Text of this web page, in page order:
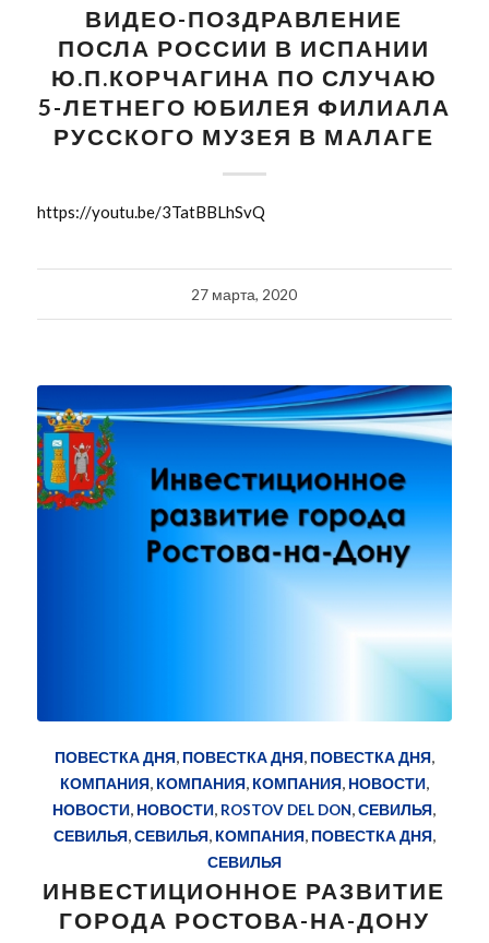
ВИДЕО-ПОЗДРАВЛЕНИЕ
ПОСЛА РОССИИ В ИСПАНИИ
Ю.П.КОРЧАГИНА ПО СЛУЧАЮ
5-ЛЕТНЕГО ЮБИЛЕЯ ФИЛИАЛА
РУССКОГО МУЗЕЯ В МАЛАГЕ
https://youtu.be/3TatBBLhSvQ
27 марта, 2020
ПОВЕСТКА ДНЯ, ПОВЕСТКА ДНЯ, ПОВЕСТКА ДНЯ,
КОМПАНИЯ, КОМПАНИЯ, КОМПАНИЯ, НОВОСТИ,
НОВОСТИ, НОВОСТИ, ROSTOV DEL DON,СЕВИЛЬЯ,
СЕВИЛЬЯ,СЕВИЛЬЯ, КОМПАНИЯ, ПОВЕСТКА ДНЯ,
СЕВИЛЬЯ
ИНВЕСТИЦИОННОЕ РАЗВИТИЕ
ГОРОДА РОСТОВА-НА-ДОНУ